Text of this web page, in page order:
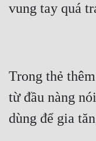
vung tay quá
Trong thẻ
từ đầu nàng
dùng để gia